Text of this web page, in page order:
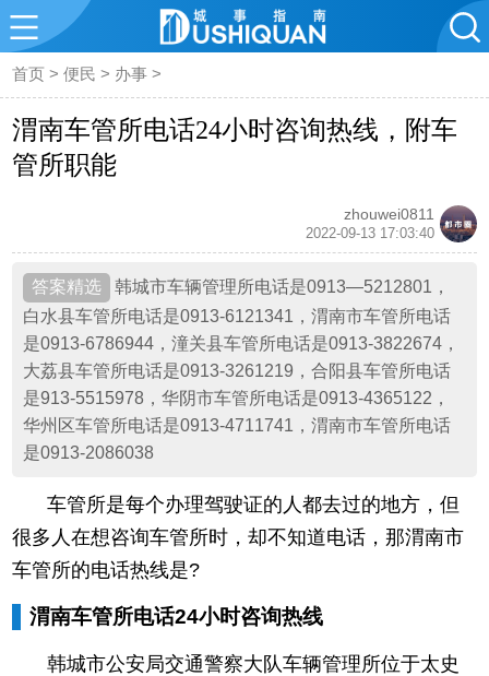
首页 >便民 > 办事 >
渭南车管所电话24小时咨询热线，附车
管所职能
zhouwei0811
2022-09-13 17:03:40
韩城市车辆管理所电话是0913—5212801，
白水县车管所电话是0913-6121341，渭南市车管所电话
是0913-6786944，潼关县车管所电话是0913-3822674，
大荔县车管所电话是0913-3261219，合阳县车管所电话
是913-5515978，华阴市车管所电话是0913-4365122，
华州区车管所电话是0913-4711741，渭南市车管所电话
是0913-2086038
车管所是每个办理驾驶证的人都去过的地方，但
很多人在想咨询车管所时，却不知道电话，那渭南市
车管所的电话热线是?
渭南车管所电话24小时咨询热线
韩城市公安局交通警察大队车辆管理所位于太史